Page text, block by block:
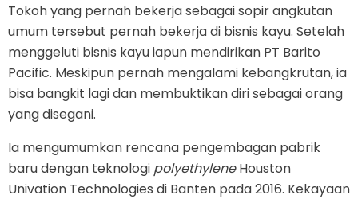
Tokoh yang pernah bekerja sebagai sopir angkutan
umum tersebut pernah bekerja di bisnis kayu. Setelah
menggeluti bisnis kayu iapun mendirikan PT Barito
Pacific. Meskipun pernah mengalami kebangkrutan, ia
bisa bangkit lagi dan membuktikan diri sebagai orang
yang disegani.
Ia mengumumkan rencana pengembagan pabrik
baru dengan teknologi polyethyleneHouston
Univation Technologies di Banten pada 2016. Kekayaan